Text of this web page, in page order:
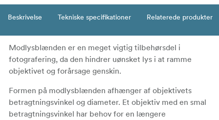
Beskrivelse Tekniske specifikationer Relaterede produkter
Modlysblænden er en meget vigtig tilbehørsdel i
fotografering, da den hindrer uønsket lys i at ramme
objektivet og forårsage genskin.
Formen på modlysblænden afhænger af objektivets
betragtningsvinkel og diameter. Et objektiv med en smal
betragtningsvinkel har behov for en længere